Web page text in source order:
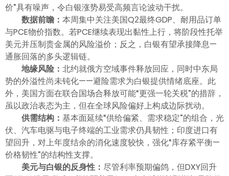
价”具有噪声，令白银涨势易受高频言论波动干扰。
数据前瞻： 本周集中关注美国Q2最终GDP、耐用品订单
与PCE物价指数。若PCE继续表现出黏性上行，将阶段性托举
美元并压制贵金属的风险溢价；反之，白银有望承接降息—
通胀回落的多头逻辑链。
地缘风险： 北约就俄方空域事件释放回应，同时中东局
势的外溢性尚未钝化——避险需求为白银提供情绪底座。此
外，美国方面在联合国场合释放可能“更强一轮关税”的措辞，
虽以政治表态为主，但在全球风险偏好上构成边际扰动。
供需结构： 基本面延续“供给偏紧、需求稳定”的组合，光
伏、汽车电驱与电子终端的工业需求仍具韧性；印度进口有
望回升，对上年度结余的消化速度较快，强化“库存紧平衡—
价格韧性”的结构性支撑。
美元与白银的反身性： 尽管利率预期偏鸽，但DXY回升